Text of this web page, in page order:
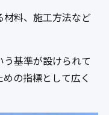
料、施工方法など
基準が設けられて
の指標として広く